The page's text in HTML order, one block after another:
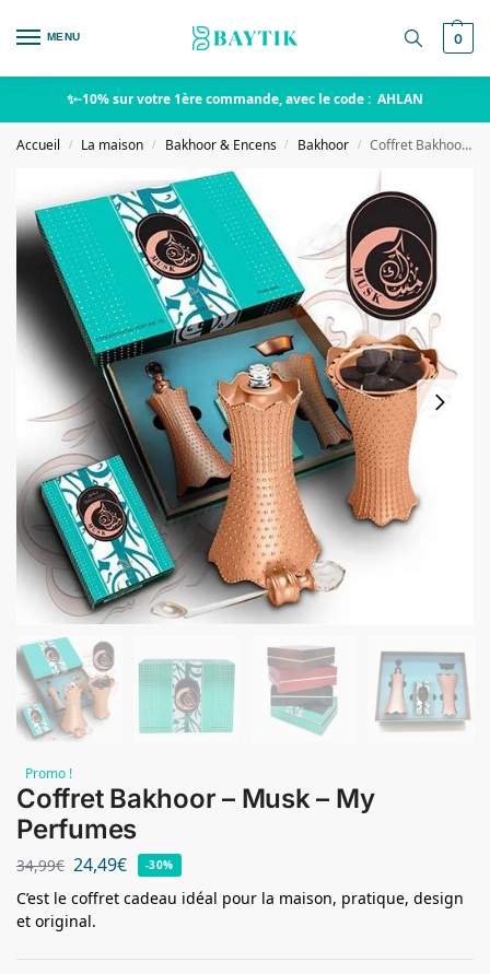
MENU 0
✨-10% sur votre 1ère commande, avec le code : AHLAN
Accueil / La maison / Bakhoor & Encens / Bakhoor / Coffret Bakhoor – Musk – My Perfumes
Promo !
Coffret Bakhoor – Musk – My
Perfumes
34,99€ 24,49€ -30%
C’est le coffret cadeau idéal pour la maison, pratique, design
et original.